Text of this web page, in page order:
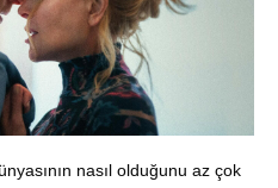
nasıl olduğunu az çok